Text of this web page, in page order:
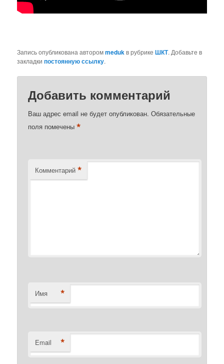
Запись опубликована авторомmedukв рубрикеШКТ. Добавьте в
закладкипостоянную ссылку.
Добавить комментарий
Ваш адрес email не будет опубликован. Обязательные
поля помечены*
Комментарий *
Имя *
Email *